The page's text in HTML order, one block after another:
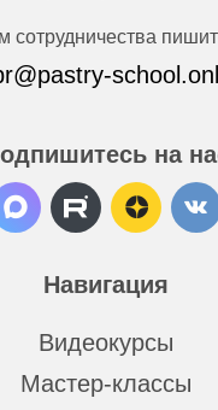
Навигация
Видеокурсы
Мастер-классы
сотрудничества
на